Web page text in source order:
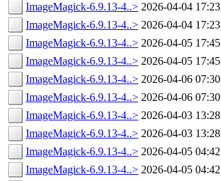
ImageMagick-6.9.13-4..> 2026-04-04 17:23
ImageMagick-6.9.13-4..> 2026-04-04 17:23
ImageMagick-6.9.13-4..> 2026-04-05 17:45
ImageMagick-6.9.13-4..> 2026-04-05 17:45
ImageMagick-6.9.13-4..> 2026-04-06 07:30
ImageMagick-6.9.13-4..> 2026-04-06 07:30
ImageMagick-6.9.13-4..> 2026-04-03 13:28
ImageMagick-6.9.13-4..> 2026-04-03 13:28
ImageMagick-6.9.13-4..> 2026-04-05 04:42
ImageMagick-6.9.13-4..> 2026-04-05 04:42